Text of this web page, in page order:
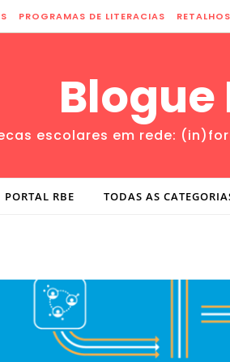
PROGRAMAS DE LITERACIAS RETALHOS
Blogue
escolares em rede:
PORTAL RBE TODAS AS